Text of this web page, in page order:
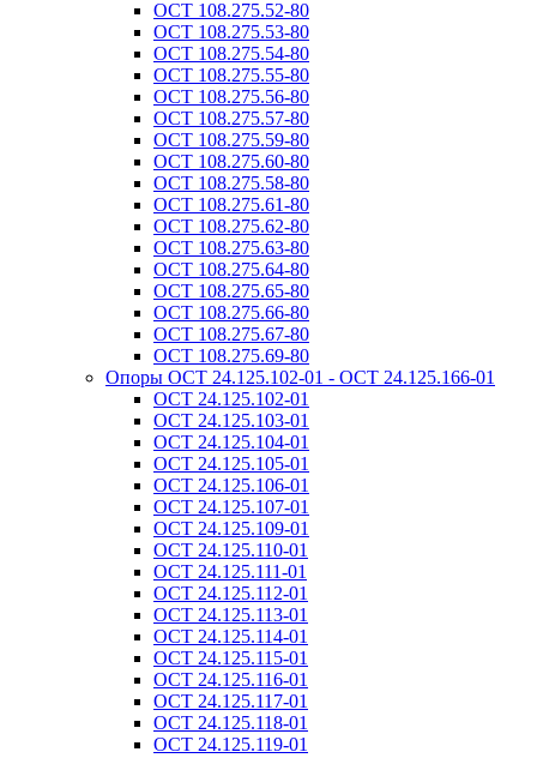
ОСТ 108.275.52-80
ОСТ 108.275.53-80
ОСТ 108.275.54-80
ОСТ 108.275.55-80
ОСТ 108.275.56-80
ОСТ 108.275.57-80
ОСТ 108.275.59-80
ОСТ 108.275.60-80
ОСТ 108.275.58-80
ОСТ 108.275.61-80
ОСТ 108.275.62-80
ОСТ 108.275.63-80
ОСТ 108.275.64-80
ОСТ 108.275.65-80
ОСТ 108.275.66-80
ОСТ 108.275.67-80
ОСТ 108.275.69-80
Опоры ОСТ 24.125.102-01 - ОСТ 24.125.166-01
ОСТ 24.125.102-01
ОСТ 24.125.103-01
ОСТ 24.125.104-01
ОСТ 24.125.105-01
ОСТ 24.125.106-01
ОСТ 24.125.107-01
ОСТ 24.125.109-01
ОСТ 24.125.110-01
ОСТ 24.125.111-01
ОСТ 24.125.112-01
ОСТ 24.125.113-01
ОСТ 24.125.114-01
ОСТ 24.125.115-01
ОСТ 24.125.116-01
ОСТ 24.125.117-01
ОСТ 24.125.118-01
ОСТ 24.125.119-01